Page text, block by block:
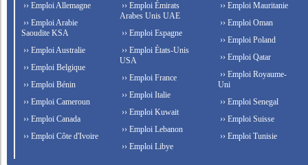
›› Emploi Allemagne
›› Emploi Arabie
Saoudite KSA
›› Emploi Australie
›› Emploi Belgique
›› Emploi Bénin
›› Emploi Cameroun
›› Emploi Canada
›› Emploi Côte d'Ivoire
›› Emploi Émirats
Arabes Unis UAE
›› Emploi Espagne
›› Emploi États-Unis
USA
›› Emploi France
›› Emploi Italie
›› Emploi Kuwait
›› Emploi Lebanon
›› Emploi Libye
›› Emploi Mauritanie
›› Emploi Oman
›› Emploi Poland
›› Emploi Qatar
›› Emploi Royaume-
Uni
›› Emploi Senegal
›› Emploi Suisse
›› Emploi Tunisie